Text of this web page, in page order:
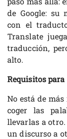
de Google: su
con el
Translate
traducción,
alto.
Requisitos
No está de
coger las
llevarlas a
un discurso a